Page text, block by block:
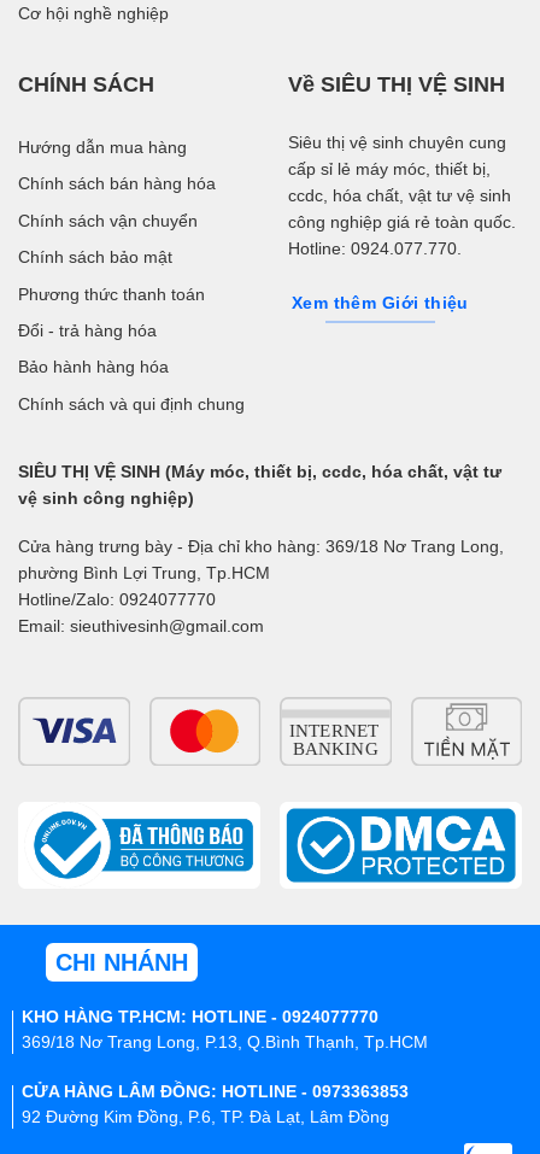
Cơ hội nghề nghiệp
CHÍNH SÁCH
Hướng dẫn mua hàng
Chính sách bán hàng hóa
Chính sách vận chuyển
Chính sách bảo mật
Phương thức thanh toán
Đổi - trả hàng hóa
Bảo hành hàng hóa
Chính sách và qui định chung
Về SIÊU THỊ VỆ SINH
Siêu thị vệ sinh chuyên cung
cấp sỉ lẻ máy móc, thiết bị,
ccdc, hóa chất, vật tư vệ sinh
công nghiệp giá rẻ toàn quốc.
Hotline: 0924.077.770.
Xem thêm Giới thiệu
SIÊU THỊ VỆ SINH (Máy móc, thiết bị, ccdc, hóa chất, vật tư
vệ sinh công nghiệp)
Cửa hàng trưng bày - Địa chỉ kho hàng: 369/18 Nơ Trang Long,
phường Bình Lợi Trung, Tp.HCM
Hotline/Zalo: 0924077770
Email: sieuthivesinh@gmail.com
CHI NHÁNH
KHO HÀNG TP.HCM: HOTLINE - 0924077770
369/18 Nơ Trang Long, P.13, Q.Bình Thạnh, Tp.HCM
CỬA HÀNG LÂM ĐỒNG: HOTLINE - 0973363853
92 Đường Kim Đồng, P.6, TP. Đà Lạt, Lâm Đồng